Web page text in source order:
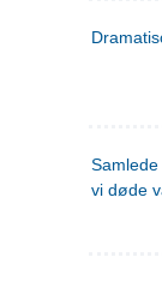
vi døde